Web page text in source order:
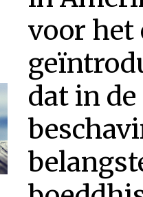
voor het
dat in